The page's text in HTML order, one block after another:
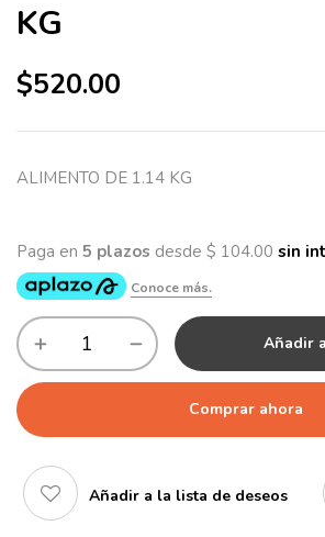
KG
$520.00
ALIMENTO DE 1.14 KG
Añadir
Comprar ahora
Añadir a la lista de deseos